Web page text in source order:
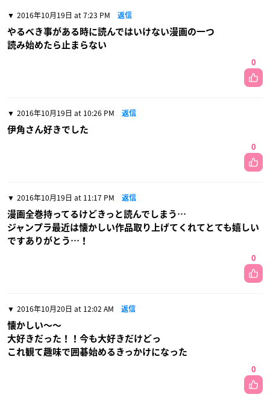
2016年10月19日 at 7:23 PM 返信
やるべき事がある時に読んではいけない漫画の一つ
読み始めたら止まらない
0
2016年10月19日 at 10:26 PM 返信
伊角さん好きでした
0
2016年10月19日 at 11:17 PM 返信
漫画全巻持ってるけどきっと読んでしまう…
ジャンプラ最近は懐かしい作品取り上げてくれてとても嬉しい
ですありがとう…！
0
2016年10月20日 at 12:02 AM 返信
懐かしい〜〜
大好きだった！！今も大好きだけどっ
これ観て趣味で囲碁始めるきっかけになった
0